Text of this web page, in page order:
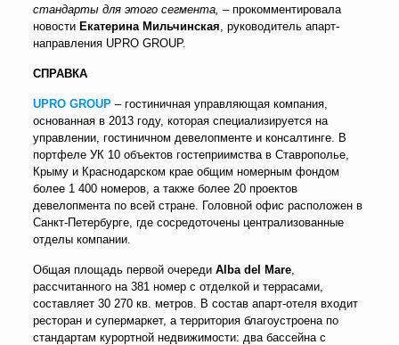
стандарты для этого сегмента, – прокомментировала
новости Екатерина Мильчинская, руководитель апарт-
направления UPRO GROUP.
СПРАВКА
UPRO GROUP –гостиничная управляющая компания,
основанная в 2013 году, которая специализируется на
управлении, гостиничном девелопменте и консалтинге. В
портфеле УК 10 объектов гостеприимства в Ставрополье,
Крыму и Краснодарском крае общим номерным фондом
более 1 400 номеров, а также более 20 проектов
девелопмента по всей стране. Головной офис расположен в
Санкт-Петербурге, где сосредоточены централизованные
отделы компании.
Общая площадь первой очереди Alba del Mare,
рассчитанного на 381 номер с отделкой и террасами,
составляет 30 270 кв. метров. В состав апарт-отеля входит
ресторан и супермаркет, а территория благоустроена по
стандартам курортной недвижимости: два бассейна с